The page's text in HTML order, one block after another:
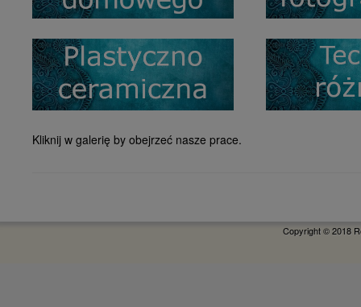
Kliknij w galerię by obejrzeć nasze prace.
Copyright © 2018